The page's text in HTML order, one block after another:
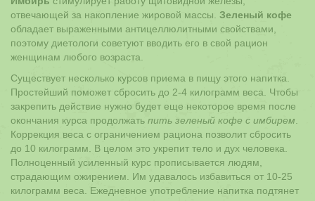
отвечающей за накопление жировой массы. Зеленый кофе
обладает выраженными антицеллюлитными свойствами,
поэтому диетологи советуют вводить его в свой рацион
женщинам любого возраста.
Существует несколько курсов приема в пищу этого напитка.
Простейший поможет сбросить до 2-4 килограмм веса. Чтобы
закрепить действие нужно будет еще некоторое время после
окончания курса продолжать пить зеленый кофе с имбирем
Коррекция веса с ограничением рациона позволит сбросить
до 10 килограмм. В целом это укрепит тело и дух человека.
Полноценный усиленный курс прописывается людям,
страдающим ожирением. Им удавалось избавиться от 10-25
килограмм веса. Ежедневное употребление напитка подтянет